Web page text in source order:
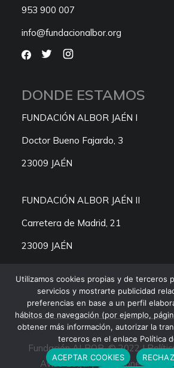
953 900 007
info@fundacionalbor.org
DONDE ESTAMOS
FUNDACIÓN ALBOR JAÉN I
Doctor Bueno Fajardo, 3
23009 JAÉN
FUNDACIÓN ALBOR JAÉN II
Carretera de Madrid, 21
23009 JAÉN
Fundación ALBOR. © 2022 |
Aviso Legal|Condiciones de
Utilizamos cookies propias y de terceros
servicios y mostrarte publicidad
preferencias en base a un perfil
hábitos de navegación (por ejemplo,
obtener más información, autorizar la
terceros en el enlace Política
ACEPTAR COOKIES